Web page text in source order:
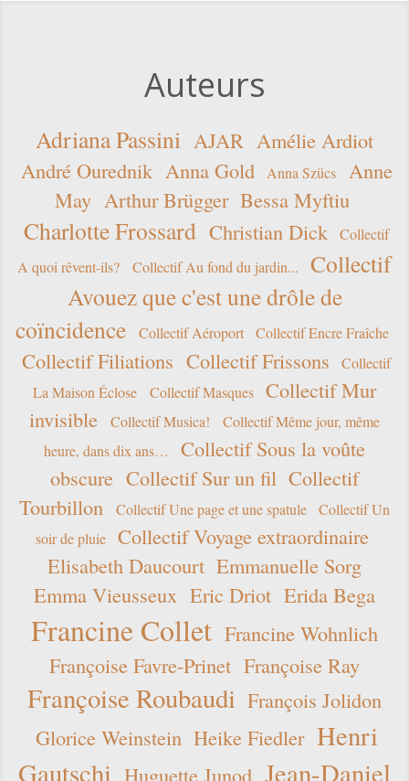
Auteurs
Adriana Passini AJAR Amélie Ardiot
André Ourednik Anna Gold Anna Szücs
Anne
May Arthur Brügger Bessa Myftiu
Charlotte Frossard Christian Dick
Collectif
A quoi rêvent-ils?
Collectif Au fond du jardin...
Collectif
Avouez que c'est une drôle de
coïncidence
Collectif Aéroport Collectif Encre Fraîche
Collectif Filiations Collectif Frissons
Collectif
La Maison Éclose
Collectif Masques
Collectif Mur
invisible
Collectif Musica!
Collectif Même jour, même
heure, dans dix ans…
Collectif Sous la voûte
obscure Collectif Sur un fil Collectif
Tourbillon
Collectif Une page et une spatule
Collectif Un
soir de pluie
Collectif Voyage extraordinaire
Elisabeth Daucourt Emmanuelle Sorg
Emma Vieusseux Eric Driot Erida Bega
Francine Collet Francine Wohnlich
Françoise Favre-Prinet Françoise Ray
Françoise Roubaudi François Jolidon
Glorice Weinstein Heike Fiedler Henri
Gautschi Huguette Junod Jean-Daniel